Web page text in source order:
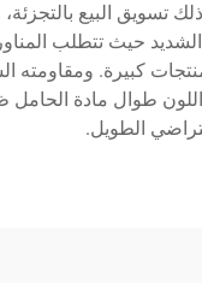
تسويق البيع
حيث تتطلب
كبيرة. ومقاومته
طوال مادة الحامل
الطويل.